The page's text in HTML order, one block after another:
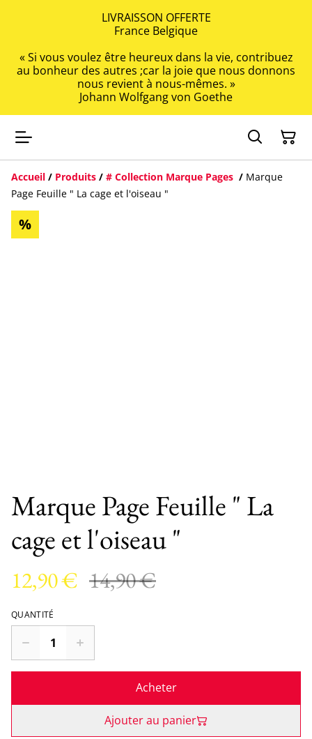
LIVRAISSON OFFERTE
France Belgique
« Si vous voulez être heureux dans la vie, contribuez
au bonheur des autres ;car la joie que nous donnons
nous revient à nous-mêmes. »
Johann Wolfgang von Goethe
Accueil / Produits / # Collection Marque Pages / Marque
Page Feuille " La cage et l'oiseau "
%
Marque Page Feuille " La
cage et l'oiseau "
12,90 € 14,90 €
QUANTITÉ
Acheter
Ajouter au panier